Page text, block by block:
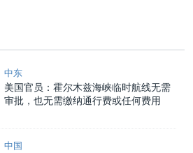
中东
美国官员：霍尔木兹海峡临时航线无需
审批，也无需缴纳通行费或任何费用
中国